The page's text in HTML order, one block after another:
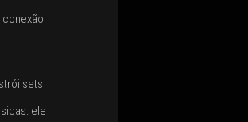
conexão
sets
ele